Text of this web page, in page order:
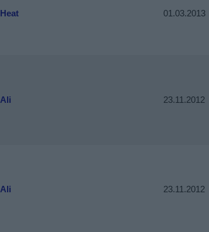
Heat 01.03.2013
Ali 23.11.2012
Ali 23.11.2012